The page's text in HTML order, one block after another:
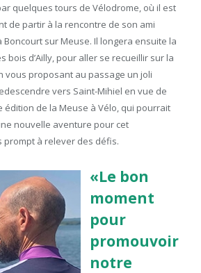
quelques tours de Vélodrome, où il est
de partir à la rencontre de son ami
sur Meuse. Il longera ensuite la
bois d’Ailly, pour aller se recueillir sur la
vous proposant au passage un joli
vers Saint-Mihiel en vue de
édition de la Meuse à Vélo, qui pourrait
nouvelle aventure pour cet
à relever des défis.
«Le bon
moment
pour
promouvoir
notre